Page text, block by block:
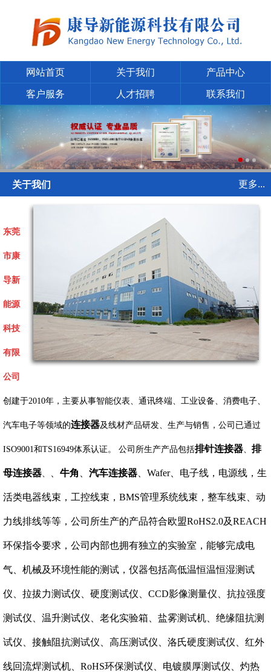
网站首页 关于我们 产品中心
客户服务 人才招聘 联系我们
关于我们 更多...
东莞
市康
导新
能源
科技
有限
公司
创建于2010年，主要从事智能仪表、通讯终端、工业设备、消费电子、
汽车电子等领域的连接器及线材产品研发、生产与销售，公司已通过
ISO9001和TS16949体系认证。 公司所生产产品包括排针连接器 排
母连接器 牛角 汽车连接器 、Wafer、电子线，电源线，生
活类电器线束，工控线束，BMS管理系统线束，整车线束、动
力线排线等等，公司所生产的产品符合欧盟RoHS2.0及REACH
环保指令要求，公司内部也拥有独立的实验室，能够完成电
气、机械及环境性能的测试，仪器包括高低温恒温恒湿测试
仪、拉拔力测试仪、硬度测试仪、CCD影像测量仪、抗拉强度
测试仪、温升测试仪、老化实验箱、盐雾测试机、绝缘阻抗测
试仪、接触阻抗测试仪、高压测试仪、洛氏硬度测试仪、红外
线回流焊测试机、RoHS环保测试仪、电镀膜厚测试仪、灼热